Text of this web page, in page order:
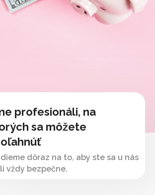
profesionáli, na
sa môžete
dôraz na to, aby ste sa u nás
vždy bezpečne.